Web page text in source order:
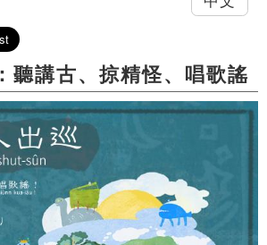
聽講古、掠精怪、唱歌謠